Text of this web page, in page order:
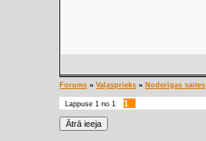
Forums » Vaļasprieks » Noderīgas saites
Lappuse 1 no 1 1